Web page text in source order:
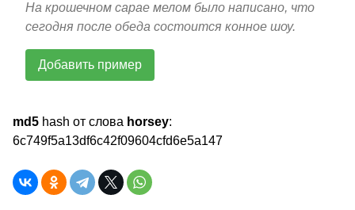
На крошечном сарае мелом было написано, что
сегодня после обеда состоится конное шоу.
Добавить пример
md5 hash от слова horsey:
6c749f5a13df6c42f09604cfd6e5a147